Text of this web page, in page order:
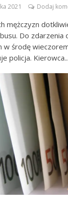
2021 Dodaj
mężczyzn
Do zdarzenia
w środę
policja. Kierowca...